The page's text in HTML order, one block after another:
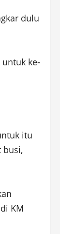
dulu
ke-
itu
busi,
KM